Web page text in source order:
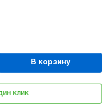
В корзину
клик